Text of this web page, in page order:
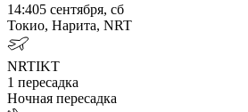
14:405 сентября, сб
Токио, Нарита, NRT
NRTIKT
1 пересадка
Ночная пересадка